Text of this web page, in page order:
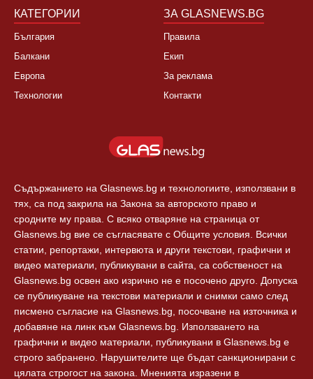
КАТЕГОРИИ
България
Балкани
Европа
Технологии
ЗА GLASNEWS.BG
Правила
Екип
За реклама
Контакти
Съдържанието на Glasnews.bg и технологиите, използвани в
тях, са под закрила на Закона за авторското право и
сродните му права. С всяко отваряне на страница от
Glasnews.bg вие се съгласявате с Общите условия. Всички
статии, репортажи, интервюта и други текстови, графични и
видео материали, публикувани в сайта, са собственост на
Glasnews.bg освен ако изрично не е посочено друго. Допуска
се публикуване на текстови материали и снимки само след
писмено съгласие на Glasnews.bg, посочване на източника и
добавяне на линк към Glasnews.bg. Използването на
графични и видео материали, публикувани в Glasnews.bg е
строго забранено. Нарушителите ще бъдат санкционирани с
цялата строгост на закона. Мненията изразени в